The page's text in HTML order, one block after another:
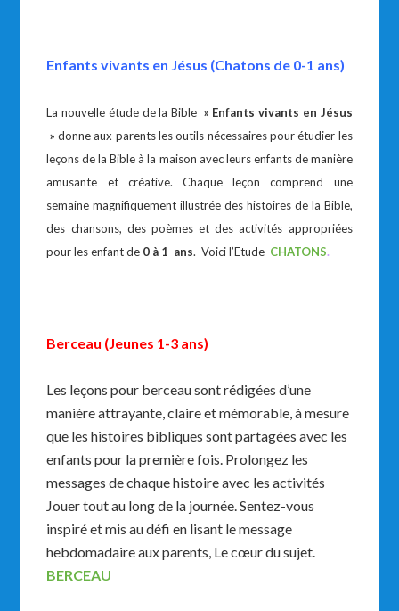
Enfants vivants en Jésus (Chatons de 0-1 ans)
La nouvelle étude de la Bible » Enfants vivants en Jésus
»donne aux parents les outils nécessaires pour étudier les
leçons de la Bible à la maison avec leurs enfants de manière
amusante et créative. Chaque leçon comprend une
semaine magnifiquement illustrée des histoires de la Bible,
des chansons, des poèmes et des activités appropriées
pour les enfant de 0 à 1 ans. Voici l’Etude CHATONS.
Berceau (Jeunes 1-3 ans)
Les leçons pour berceau sont rédigées d’une
manière attrayante, claire et mémorable, à mesure
que les histoires bibliques sont partagées avec les
enfants pour la première fois. Prolongez les
messages de chaque histoire avec les activités
Jouer tout au long de la journée. Sentez-vous
inspiré et mis au défi en lisant le message
hebdomadaire aux parents, Le cœur du sujet.
BERCEAU